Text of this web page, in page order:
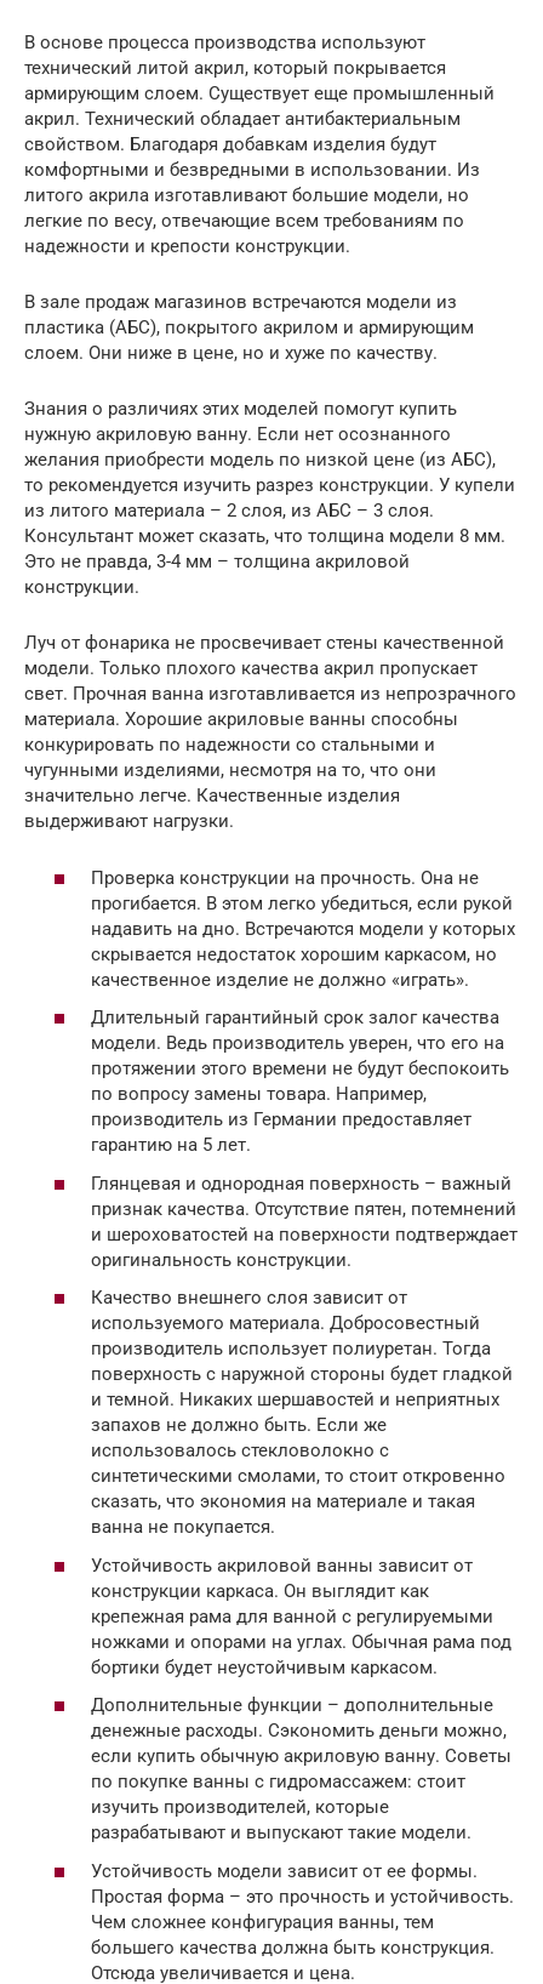
В основе процесса производства используют
технический литой акрил, который покрывается
армирующим слоем. Существует еще промышленный
акрил. Технический обладает антибактериальным
свойством. Благодаря добавкам изделия будут
комфортными и безвредными в использовании. Из
литого акрила изготавливают большие модели, но
легкие по весу, отвечающие всем требованиям по
надежности и крепости конструкции.
В зале продаж магазинов встречаются модели из
пластика (АБС), покрытого акрилом и армирующим
слоем. Они ниже в цене, но и хуже по качеству.
Знания о различиях этих моделей помогут купить
нужную акриловую ванну. Если нет осознанного
желания приобрести модель по низкой цене (из АБС),
то рекомендуется изучить разрез конструкции. У купели
из литого материала – 2 слоя, из АБС – 3 слоя.
Консультант может сказать, что толщина модели 8 мм.
Это не правда, 3-4 мм – толщина акриловой
конструкции.
Луч от фонарика не просвечивает стены качественной
модели. Только плохого качества акрил пропускает
свет. Прочная ванна изготавливается из непрозрачного
материала. Хорошие акриловые ванны способны
конкурировать по надежности со стальными и
чугунными изделиями, несмотря на то, что они
значительно легче. Качественные изделия
выдерживают нагрузки.
Проверка конструкции на прочность. Она не
прогибается. В этом легко убедиться, если рукой
надавить на дно. Встречаются модели у которых
скрывается недостаток хорошим каркасом, но
качественное изделие не должно «играть».
Длительный гарантийный срок залог качества
модели. Ведь производитель уверен, что его на
протяжении этого времени не будут беспокоить
по вопросу замены товара. Например,
производитель из Германии предоставляет
гарантию на 5 лет.
Глянцевая и однородная поверхность – важный
признак качества. Отсутствие пятен, потемнений
и шероховатостей на поверхности подтверждает
оригинальность конструкции.
Качество внешнего слоя зависит от
используемого материала. Добросовестный
производитель использует полиуретан. Тогда
поверхность с наружной стороны будет гладкой
и темной. Никаких шершавостей и неприятных
запахов не должно быть. Если же
использовалось стекловолокно с
синтетическими смолами, то стоит откровенно
сказать, что экономия на материале и такая
ванна не покупается.
Устойчивость акриловой ванны зависит от
конструкции каркаса. Он выглядит как
крепежная рама для ванной с регулируемыми
ножками и опорами на углах. Обычная рама под
бортики будет неустойчивым каркасом.
Дополнительные функции – дополнительные
денежные расходы. Сэкономить деньги можно,
если купить обычную акриловую ванну. Советы
по покупке ванны с гидромассажем: стоит
изучить производителей, которые
разрабатывают и выпускают такие модели.
Устойчивость модели зависит от ее формы.
Простая форма – это прочность и устойчивость.
Чем сложнее конфигурация ванны, тем
большего качества должна быть конструкция.
Отсюда увеличивается и цена.